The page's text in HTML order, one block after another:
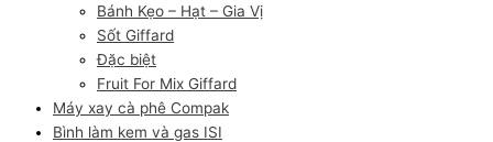
Bánh Kẹo – Hạt – Gia Vị
Sốt Giffard
Đặc biệt
Fruit For Mix Giffard
Máy xay cà phê Compak
Bình làm kem và gas ISI